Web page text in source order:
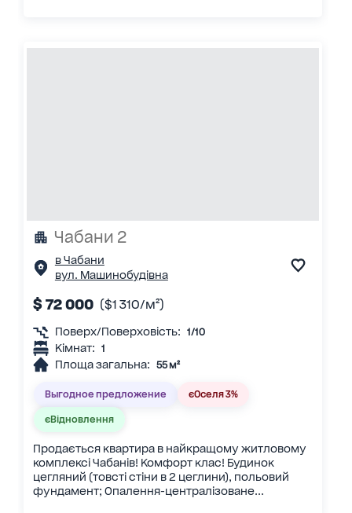
Чабани 2
в Чабани
вул. Машинобудівна
$ 72 000 ($1 310/м²)
Поверх/Поверховість: 1/10
Кімнат: 1
Площа загальна: 55 м²
Выгодное предложение єОселя 3%
єВідновлення
Продається квартира в найкращому житловому
комплексі Чабанів! Комфорт клас! Будинок
цегляний (товсті стіни в 2 цеглини), польовий
фундамент; Опалення-централізоване...